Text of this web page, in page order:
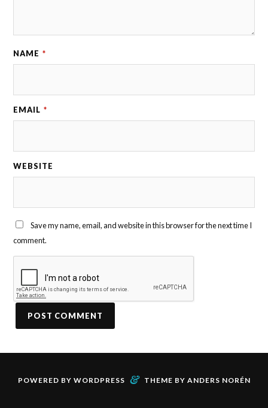
NAME *
EMAIL *
WEBSITE
Save my name, email, and website in this browser for the next time I
comment.
POWERED BY WORDPRESS & THEME BY ANDERS NORÉN